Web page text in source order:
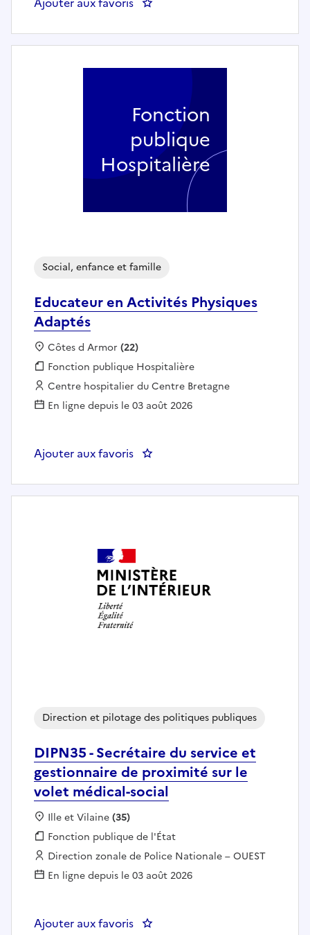
Educateur en Activités Physiques
Adaptés
Social, enfance et famille
Localisation :
Côtes d Armor (22)
Fonction publique :
Fonction publique Hospitalière
Employeur :
Centre hospitalier du Centre Bretagne
En ligne depuis le 03 août 2026
Ajouter aux favoris : Educateur en Activités
Fonction
publique
Hospitalière
DIPN35 - Secrétaire du service et
gestionnaire de proximité sur le
volet médical-social
Direction et pilotage des politiques publiques
Localisation :
Ille et Vilaine(35)
Fonction publique :
Fonction publique de l'État
Employeur :
Direction zonale de Police Nationale – OUEST
En ligne depuis le 03 août 2026
Ajouter aux favoris : DIPN35 - Secrétaire du